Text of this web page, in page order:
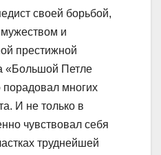
своей борьбой,
и
престижной
«Большой Петле
многих
И не только в
чувствовал себя
труднейшей